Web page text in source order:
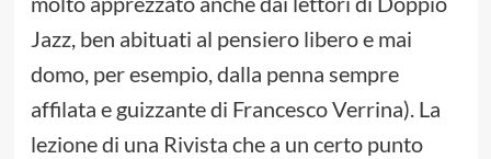
Jazz, ben abituati al pensiero libero e mai
domo, per esempio, dalla penna sempre
affilata e guizzante di Francesco Verrina). La
lezione di una Rivista che a un certo punto